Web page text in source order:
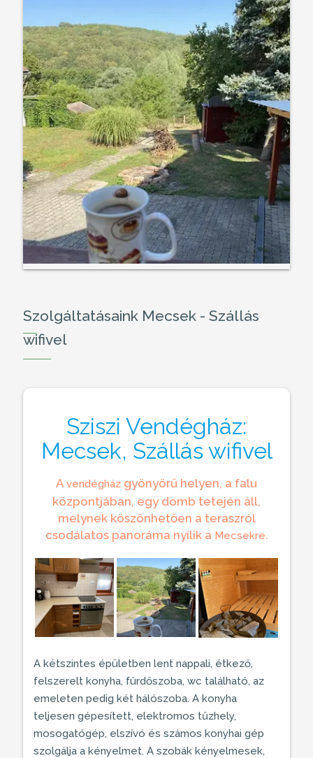
Szolgáltatásaink Mecsek - Szállás
wifivel
Sziszi Vendégház:
Mecsek, Szállás wifivel
A vendégház gyönyörű helyen, a falu
központjában, egy domb tetején áll,
melynek köszönhetően a teraszról
csodálatos panoráma nyílik a Mecsekre.
A kétszintes épületben lent nappali, étkező,
felszerelt konyha, fürdőszoba, wc található, az
emeleten pedig két hálószoba. A konyha
teljesen gépesített, elektromos tűzhely,
mosogatógép, elszívó és számos konyhai gép
szolgálja a kényelmet. A szobák kényelmesek,